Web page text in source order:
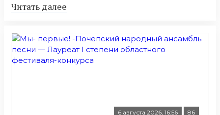
Читать далее
6 августа 2026, 16:56 86